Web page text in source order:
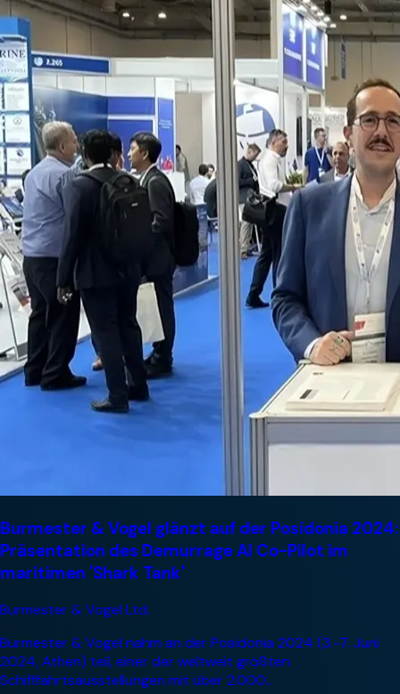
Burmester & Vogel glänzt auf der Posidonia 2024:
Präsentation des Demurrage AI Co-Pilot im
maritimen 'Shark Tank'
Burmester & Vogel Ltd.
Burmester & Vogel nahm an der Posidonia 2024 (3.-7. Juni
2024, Athen) teil, einer der weltweit größten
Schifffahrtsausstellungen mit über 2.000...